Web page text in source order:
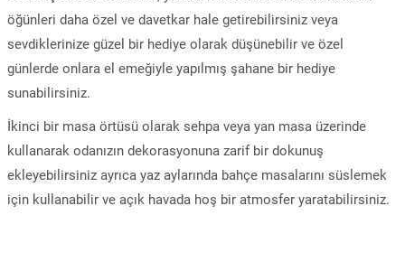
öğünleri daha özel ve davetkar hale getirebilirsiniz veya
sevdiklerinize güzel bir hediye olarak düşünebilir ve özel
günlerde onlara el emeğiyle yapılmış şahane bir hediye
sunabilirsiniz.
İkinci bir masa örtüsü olarak sehpa veya yan masa üzerinde
kullanarak odanızın dekorasyonuna zarif bir dokunuş
ekleyebilirsiniz ayrıca yaz aylarında bahçe masalarını süslemek
için kullanabilir ve açık havada hoş bir atmosfer yaratabilirsiniz.